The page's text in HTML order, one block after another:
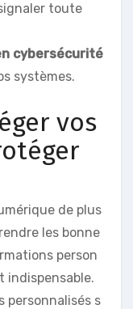
toute
cybersécurité
systèmes.
vos
de plus
les bonne
person
indispensable.
personnalisés s